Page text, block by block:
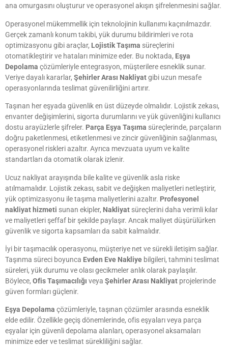
ana omurgasını oluşturur ve operasyonel akışın şifrelenmesini sağlar.
Operasyonel mükemmellik için teknolojinin kullanımı kaçınılmazdır.
Gerçek zamanlı konum takibi, yük durumu bildirimleri ve rota
optimizasyonu gibi araçlar, Lojistik Taşıma süreçlerini
otomatikleştirir ve hataları minimize eder. Bu noktada, Eşya
Depolama çözümleriyle entegrasyon, müşterilere esneklik sunar.
Veriye dayalı kararlar, Şehirler Arası Nakliyatgibi uzun mesafe
operasyonlarında teslimat güvenilirliğini artırır.
Taşınan her eşyada güvenlik en üst düzeyde olmalıdır. Lojistik zekası,
envanter değişimlerini, sigorta durumlarını ve yük güvenliğini kullanıcı
dostu arayüzlerle şifreler. Parça Eşya Taşıma süreçlerinde, parçaların
doğru paketlenmesi, etiketlenmesi ve zincir güvenliğinin sağlanması,
operasyonel riskleri azaltır. Ayrıca mevzuata uyum ve kalite
standartları da otomatik olarak izlenir.
Ucuz nakliyat arayışında bile kalite ve güvenlik asla riske
atılmamalıdır. Lojistik zekası, sabit ve değişken maliyetleri netleştirir,
yük optimizasyonu ile taşıma maliyetlerini azaltır. Profesyonel
nakliyat hizmeti sunan ekipler, Nakliyat süreçlerini daha verimli kılar
ve maliyetleri şeffaf bir şekilde paylaşır. Ancak maliyet düşürülürken
güvenlik ve sigorta kapsamları da sabit kalmalıdır.
İyi bir taşımacılık operasyonu, müşteriye net ve sürekli iletişim sağlar.
Taşınma süreci boyunca Evden Eve Nakliye bilgileri, tahmini teslimat
süreleri, yük durumu ve olası gecikmeler anlık olarak paylaşılır.
Böylece, Ofis Taşımacılığı veya Şehirler Arası Nakliyat projelerinde
güven formları güçlenir.
Eşya Depolama çözümleriyle, taşınan çözümler arasında esneklik
elde edilir. Özellikle geçiş dönemlerinde, ofis eşyaları veya parça
eşyalar için güvenli depolama alanları, operasyonel aksamaları
minimize eder ve teslimat sürekliliğini sağlar.